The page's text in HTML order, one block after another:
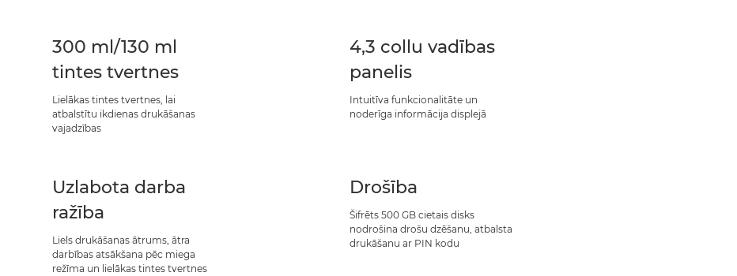
300 ml/130 ml
tintes tvertnes
Lielākas tintes tvertnes, lai
atbalstītu ikdienas drukāšanas
vajadzības
4,3 collu vadības
panelis
Intuitīva funkcionalitāte un
noderīga informācija displejā
Uzlabota darba
ražība
Liels drukāšanas ātrums, ātra
darbības atsākšana pēc miega
režīma un lielākas tintes tvertnes
Drošība
Šifrēts 500 GB cietais disks
nodrošina drošu dzēšanu, atbalsta
drukāšanu ar PIN kodu